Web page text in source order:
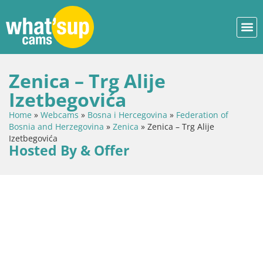
Zenica – Trg Alije
Izetbegovića
Home » Webcams » Bosna i Hercegovina » Federation of
Bosnia and Herzegovina » Zenica » Zenica – Trg Alije
Izetbegovića
Hosted By & Offer